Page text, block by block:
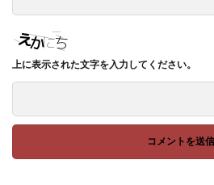
上に表示された文字を入力してください。